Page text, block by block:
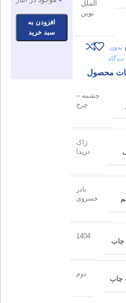
الملل
نوین
بدون
دیدگاه
محصول
چشمه –
چرخ
ژاک
دریدا
نادر
خسروی
چاپ
1404
چاپ
دوم
افزودن به
سبد خرید